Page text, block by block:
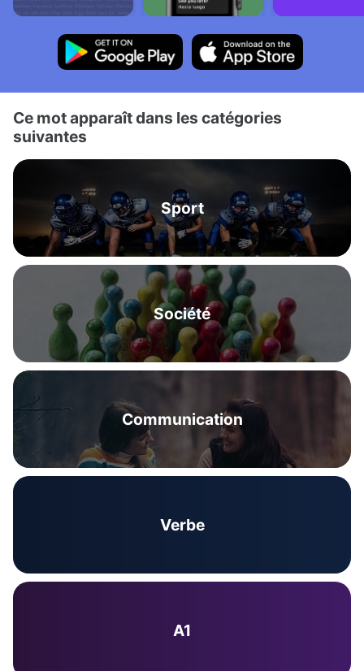
Ce mot apparaît dans les catégories
suivantes
Sport
Société
Communication
Verbe
A1